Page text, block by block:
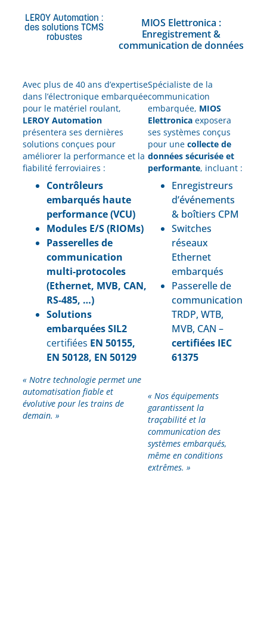
LEROY Automation :
des solutions TCMS
robustes
MIOS Elettronica :
Enregistrement &
communication de données
Avec plus de 40 ans d’expertise
dans l’électronique embarquée
pour le matériel roulant,
LEROY Automation
présentera ses dernières
solutions conçues pour
améliorer la performance et la
fiabilité ferroviaires :
Contrôleurs
embarqués haute
performance (VCU)
Modules E/S (RIOMs)
Passerelles de
communication
multi-protocoles
(Ethernet, MVB, CAN,
RS-485, …)
Solutions
embarquées SIL2
certifiées EN 50155,
EN 50128, EN 50129
« Notre technologie permet une
automatisation fiable et
évolutive pour les trains de
demain. »
Spécialiste de la
communication
embarquée, MIOS
Elettronica exposera
ses systèmes conçus
pour unecollecte de
données sécurisée et
performante, incluant :
Enregistreurs
d’événements
& boîtiers CPM
Switches
réseaux
Ethernet
embarqués
Passerelle de
communication
TRDP, WTB,
MVB, CAN –
certifiées IEC
61375
« Nos équipements
garantissent la
traçabilité et la
communication des
systèmes embarqués,
même en conditions
extrêmes. »